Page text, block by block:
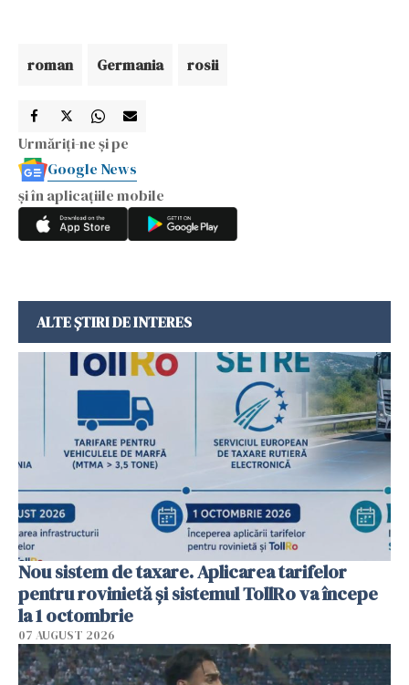
roman Germania rosii
Urmăriți-ne și pe
Google News
și în aplicațiile mobile
ALTE ȘTIRI DE INTERES
Nou sistem de taxare. Aplicarea tarifelor
pentru rovinietă şi sistemul TollRo va începe
la 1 octombrie
07 AUGUST 2026